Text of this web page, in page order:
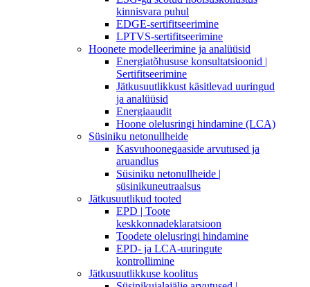
kinnisvara puhul
EDGE-sertifitseerimine
LPTVS-sertifitseerimine
Hoonete modelleerimine ja analüüsid
Energiatõhususe konsultatsioonid |
Sertifitseerimine
Jätkusuutlikkust käsitlevad uuringud
ja analüüsid
Energiaaudit
Hoone olelusringi hindamine (LCA)
Süsiniku netonullheide
Kasvuhoonegaaside arvutused ja
aruandlus
Süsiniku netonullheide |
süsinikuneutraalsus
Jätkusuutlikud tooted
EPD | Toote
keskkonnadeklaratsioon
Toodete olelusringi hindamine
EPD- ja LCA-uuringute
kontrollimine
Jätkusuutlikkuse koolitus